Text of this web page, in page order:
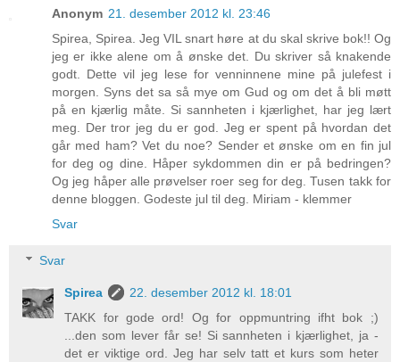
Anonym 21. desember 2012 kl. 23:46
Spirea, Spirea. Jeg VIL snart høre at du skal skrive bok!! Og
jeg er ikke alene om å ønske det. Du skriver så knakende
godt. Dette vil jeg lese for venninnene mine på julefest i
morgen. Syns det sa så mye om Gud og om det å bli møtt
på en kjærlig måte. Si sannheten i kjærlighet, har jeg lært
meg. Der tror jeg du er god. Jeg er spent på hvordan det
går med ham? Vet du noe? Sender et ønske om en fin jul
for deg og dine. Håper sykdommen din er på bedringen?
Og jeg håper alle prøvelser roer seg for deg. Tusen takk for
denne bloggen. Godeste jul til deg. Miriam - klemmer
Svar
Svar
Spirea
22. desember 2012 kl. 18:01
TAKK for gode ord! Og for oppmuntring ifht bok ;)
...den som lever får se! Si sannheten i kjærlighet, ja -
det er viktige ord. Jeg har selv tatt et kurs som heter